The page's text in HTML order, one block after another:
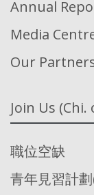
Annual
Media
Our
Join Us (Chi.
職位空缺
青年見習計